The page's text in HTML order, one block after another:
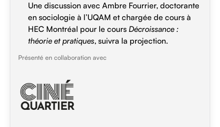
Une discussion avec Ambre Fourrier, doctorante
en sociologie à l’UQAM et chargée de cours à
HEC Montréal pour le cours Décroissance :
théorie et pratiques, suivra la projection.
Présenté en collaboration avec